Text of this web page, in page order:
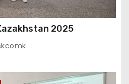
2025